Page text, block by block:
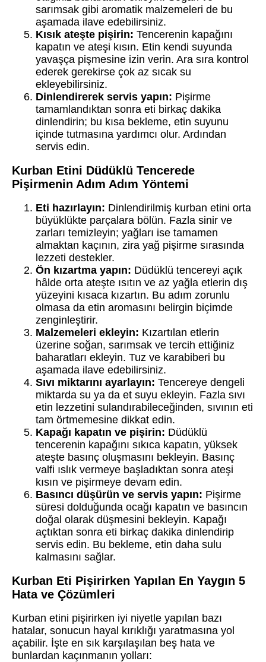
sarımsak gibi aromatik malzemeleri de bu
aşamada ilave edebilirsiniz.
Kısık ateşte pişirin: Tencerenin kapağını
kapatın ve ateşi kısın. Etin kendi suyunda
yavaşça pişmesine izin verin. Ara sıra kontrol
ederek gerekirse çok az sıcak su
ekleyebilirsiniz.
Dinlendirerek servis yapın: Pişirme
tamamlandıktan sonra eti birkaç dakika
dinlendirin; bu kısa bekleme, etin suyunu
içinde tutmasına yardımcı olur. Ardından
servis edin.
Kurban Etini Düdüklü Tencerede
Pişirmenin Adım Adım Yöntemi
Eti hazırlayın: Dinlendirilmiş kurban etini orta
büyüklükte parçalara bölün. Fazla sinir ve
zarları temizleyin; yağları ise tamamen
almaktan kaçının, zira yağ pişirme sırasında
lezzeti destekler.
Ön kızartma yapın: Düdüklü tencereyi açık
hâlde orta ateşte ısıtın ve az yağla etlerin dış
yüzeyini kısaca kızartın. Bu adım zorunlu
olmasa da etin aromasını belirgin biçimde
zenginleştirir.
Malzemeleri ekleyin: Kızartılan etlerin
üzerine soğan, sarımsak ve tercih ettiğiniz
baharatları ekleyin. Tuz ve karabiberi bu
aşamada ilave edebilirsiniz.
Sıvı miktarını ayarlayın: Tencereye dengeli
miktarda su ya da et suyu ekleyin. Fazla sıvı
etin lezzetini sulandırabileceğinden, sıvının eti
tam örtmemesine dikkat edin.
Kapağı kapatın ve pişirin: Düdüklü
tencerenin kapağını sıkıca kapatın, yüksek
ateşte basınç oluşmasını bekleyin. Basınç
valfi ıslık vermeye başladıktan sonra ateşi
kısın ve pişirmeye devam edin.
Basıncı düşürün ve servis yapın: Pişirme
süresi dolduğunda ocağı kapatın ve basıncın
doğal olarak düşmesini bekleyin. Kapağı
açtıktan sonra eti birkaç dakika dinlendirip
servis edin. Bu bekleme, etin daha sulu
kalmasını sağlar.
Kurban Eti Pişirirken Yapılan En Yaygın 5
Hata ve Çözümleri
Kurban etini pişirirken iyi niyetle yapılan bazı
hatalar, sonucun hayal kırıklığı yaratmasına yol
açabilir. İşte en sık karşılaşılan beş hata ve
bunlardan kaçınmanın yolları: